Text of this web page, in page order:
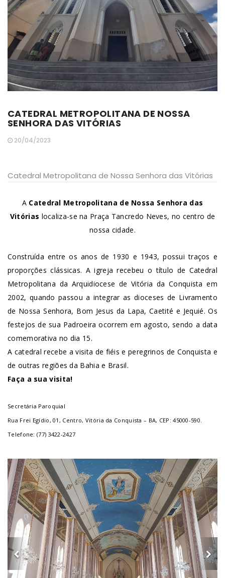
CATEDRAL METROPOLITANA DE NOSSA
SENHORA DAS VITÓRIAS
20/04/2023
Catedral Metropolitana de Nossa Senhora das Vitórias
A Catedral Metropolitana de Nossa Senhora das
Vitórias localiza-se na Praça Tancredo Neves, no centro de
nossa cidade.
Construída entre os anos de 1930 e 1943, possui traços e
proporções clássicas. A igreja recebeu o título de Catedral
Metropolitana da Arquidiocese de Vitória da Conquista em
2002, quando passou a integrar as dioceses de Livramento
de Nossa Senhora, Bom Jesus da Lapa, Caetité e Jequié. Os
festejos de sua Padroeira ocorrem em agosto, sendo a data
comemorativa no dia 15.
A catedral recebe a visita de fiéis e peregrinos de Conquista e
de outras regiões da Bahia e Brasil.
Faça a sua visita!
Secretária Paroquial
Rua Frei Egídio, 01, Centro, Vitória da Conquista – BA, CEP: 45000-590.
Telefone: (77) 3422-2427